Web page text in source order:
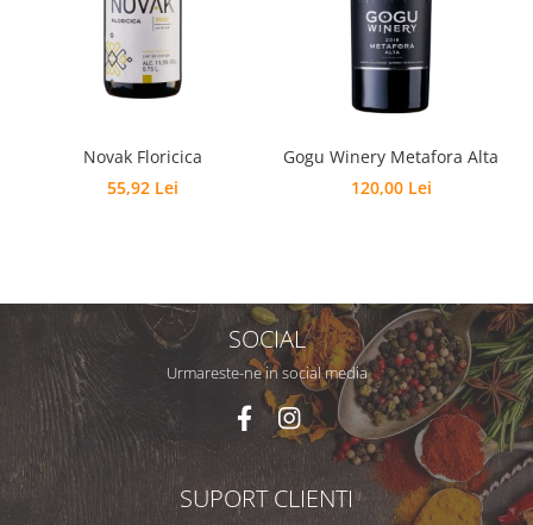
Novak Floricica
55,92 Lei
Gogu Winery Metafora Alta
120,00 Lei
SOCIAL
Urmareste-ne in social media
SUPORT CLIENTI